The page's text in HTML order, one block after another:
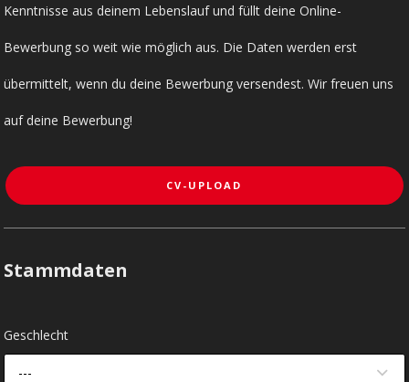
Kenntnisse aus deinem Lebenslauf und füllt deine Online-
Bewerbung so weit wie möglich aus. Die Daten werden erst
übermittelt, wenn du deine Bewerbung versendest. Wir freuen uns
auf deine Bewerbung!
CV-UPLOAD
Stammdaten
Geschlecht
---